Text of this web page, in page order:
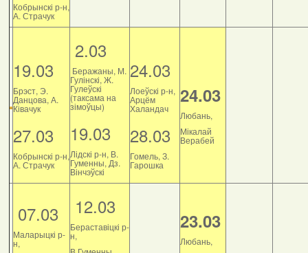
Кобрынскі р-н,
А. Страчук
19.03
Брэст, Э.
Данцова, А.
Ківачук
27.03
Кобрынскі р-н,
А. Страчук
2.03
Беражаны, М.
Гулінскі, Ж.
Гулеўскі
(таксама на
зімоўцы)
19.03
Лідскі р-н, В.
Гуменны, Дз.
Вінчэўскі
24.03
Лоеўскі р-н,
Арцём
Халандач
28.03
Гомель, З.
Гарошка
24.03
Любань,
Мікалай
Верабей
07.03
Маларыцкі р-
н,
12.03
Бераставіцкі р-
н,
23.03
Любань,